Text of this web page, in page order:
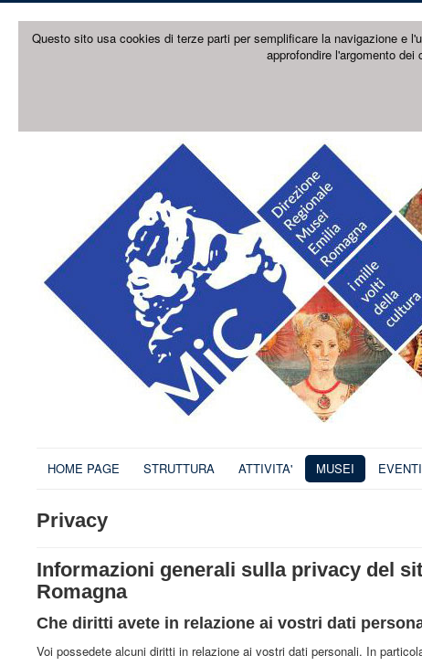
Questo sito usa cookies di terze parti per semplificare la navigazione e
approfondire l'argomento
HOME PAGE STRUTTURA ATTIVITA' MUSEI EVENTI
Privacy
Informazioni generali sulla privacy del
Romagna
Che diritti avete in relazione ai vostri dati
Voi possedete alcuni diritti in relazione ai vostri dati personali. In